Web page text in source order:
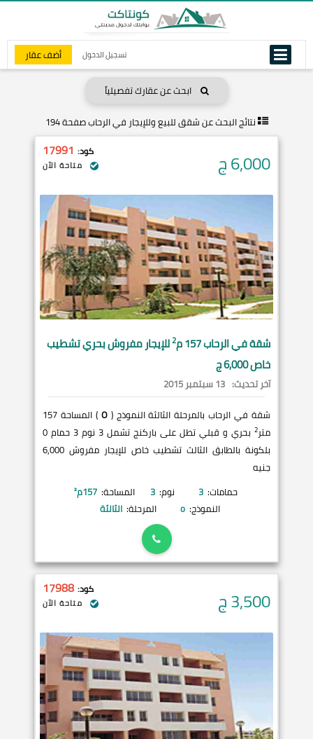
تسجيل الدخول أضف عقار
ابحث عن عقارك تفصيلياً
نتائج البحث عنشقق للبيع وللإيجار في الرحاب صفحة 194
6,000ج كود: 17991
متاحة الآن
شقة فيالرحاب 2للإيجار مفروش بحري تشطيب
خاص 6,000 ج
آخر تحديث: 13 سبتمبر 2015
شقة في الرحاب بالمرحلة الثالثة النموذج (O
) المساحة 157
متر2
بحري و قبلي تطل على باركنج تشمل 3 نوم 3 حمام 0
بلكونة بالطابق الثالث تشطيب خاص للإيجار مفروش 6,000
جنيه
حمامات: 3 نوم: 3 المساحة: 157م²
النموذج: o المرحلة: الثالثة
3,500ج كود: 17988
متاحة الآن